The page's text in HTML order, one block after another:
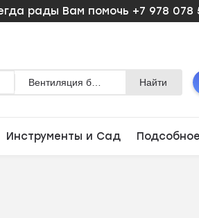
рады Вам помочь +7 978 078
Найти
Инструменты и Сад